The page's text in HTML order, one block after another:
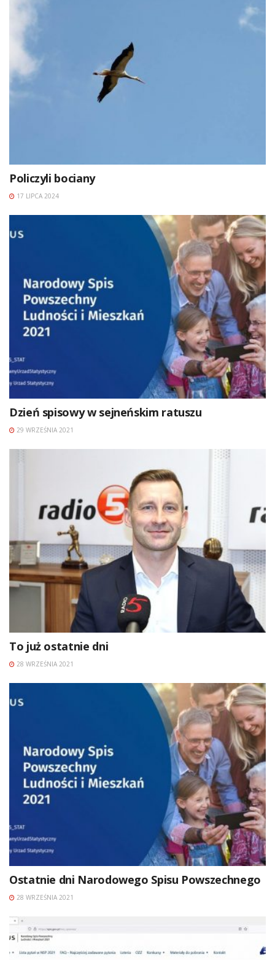
Policzyli bociany
17 LIPCA 2024
Dzień spisowy w sejneńskim ratuszu
29 WRZEŚNIA 2021
To już ostatnie dni
28 WRZEŚNIA 2021
Ostatnie dni Narodowego Spisu Powszechnego
28 WRZEŚNIA 2021